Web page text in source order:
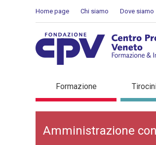
Home page Chi siamo Dove siamo
Formazione
Amministrazione